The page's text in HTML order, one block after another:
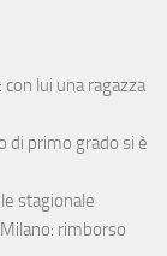
lui una ragazza
di primo grado si è
stagionale
rimborso